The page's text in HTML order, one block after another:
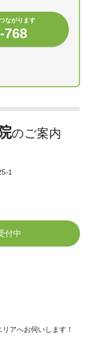
ながります
1
付中
アへお伺いします！